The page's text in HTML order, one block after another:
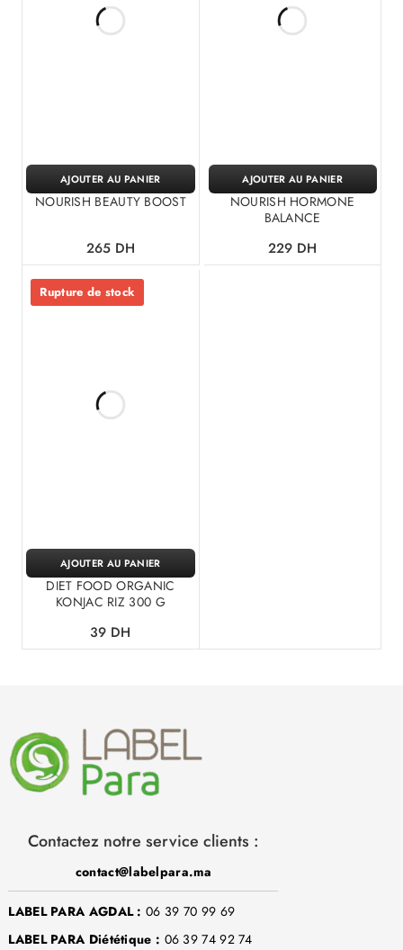
NOURISH BEAUTY BOOST
265 DH
AJOUTER AU PANIER
NOURISH HORMONE
BALANCE
229 DH
AJOUTER AU PANIER
Rupture de stock
DIET FOOD ORGANIC
KONJAC RIZ 300 G
39 DH
AJOUTER AU PANIER
Contactez notre service clients :
contact@labelpara.ma
LABEL PARA AGDAL : 06 39 70 99 69
LABEL PARA Diététique : 06 39 74 92 74